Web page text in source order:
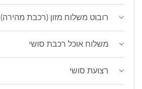
רובוט משלוח מזון (רכבת מהירה)
משלוח אוכל רכבת סושי
רצועת סושי